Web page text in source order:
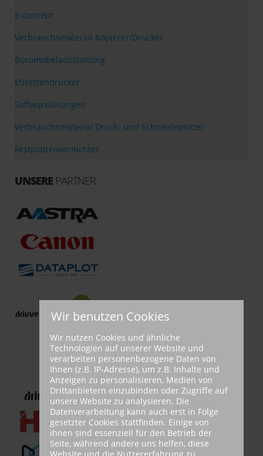
e-concept
Verbrauchsmaterial Kopierer/Drucker
Büromöbelausstattung
Etikettendrucker
Softwarelösungen
Verbrauchsmaterial Druck- und Schneideplotter
Festplattenvernichter
UNSERE PARTNER
Wir benutzen Cookies
Wir nutzen Cookies und ähnliche
Technologien auf unserer Website und
verarbeiten personenbezogene Daten von
Ihnen (z.B. IP-Adresse), um z.B. Inhalte und
Anzeigen zu personalisieren, Medien von
Drittanbietern einzubinden oder Zugriffe auf
unsere Website zu analysieren. Die
Datenverarbeitung kann auch erst in Folge
gesetzter Cookies stattfinden. Einige von
ihnen sind essenziell für den Betrieb der
Seite, während andere uns helfen, diese